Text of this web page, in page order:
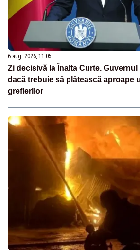
6 aug. 2026, 11:05
Zi decisivă la Înalta Curte.
dacă trebuie să plătească aproape
grefierilor